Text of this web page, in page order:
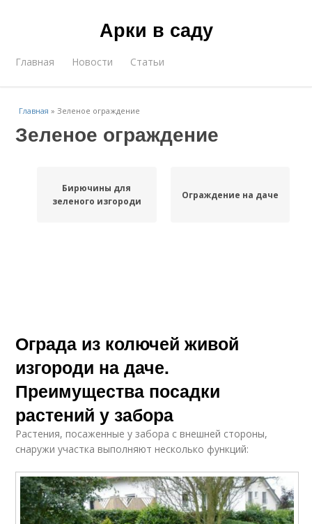
Арки в саду
Главная Новости Статьи
Главная »Зеленое ограждение
Зеленое ограждение
Бирючины для
зеленого изгороди
Ограждение на даче
Ограда из колючей живой
изгороди на даче.
Преимущества посадки
растений у забора
Растения, посаженные у забора с внешней стороны,
снаружи участка выполняют несколько функций: